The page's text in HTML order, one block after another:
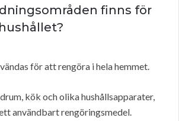
finns för
för att rengöra i hela hemmet.
kök och olika hushållsapparater,
användbart rengöringsmedel.